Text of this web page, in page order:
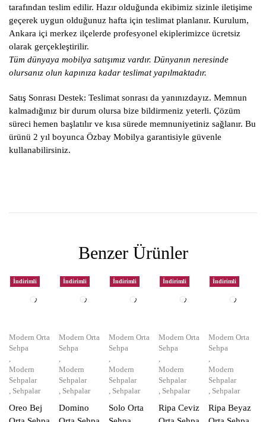
tarafından teslim edilir. Hazır olduğunda ekibimiz sizinle iletişime
geçerek uygun olduğunuz hafta için teslimat planlanır. Kurulum,
Ankara içi merkez ilçelerde profesyonel ekiplerimizce ücretsiz
olarak gerçekleştirilir.
Tüm dünyaya mobilya satışımız vardır. Dünyanın neresinde
olursanız olun kapınıza kadar teslimat yapılmaktadır.
Satış Sonrası Destek: Teslimat sonrası da yanınızdayız. Memnun
kalmadığınız bir durum olursa bize bildirmeniz yeterli. Çözüm
süreci hemen başlatılır ve kısa sürede memnuniyetiniz sağlanır. Bu
ürünü 2 yıl boyunca Özbay Mobilya garantisiyle güvenle
kullanabilirsiniz.
Benzer Ürünler
İndirimli
Modern Orta
Sehpa
,
Modern
Sehpalar
, Sehpalar
Oreo Bej
İndirimli
Modern Orta
Sehpa
,
Modern
Sehpalar
, Sehpalar
Domino
İndirimli
Modern Orta
Sehpa
,
Modern
Sehpalar
, Sehpalar
Solo Orta
İndirimli
Modern Orta
Sehpa
,
Modern
Sehpalar
, Sehpalar
Ripa Ceviz
İndirimli
Modern Orta
Sehpa
,
Modern
Sehpalar
, Sehpalar
Ripa Beyaz